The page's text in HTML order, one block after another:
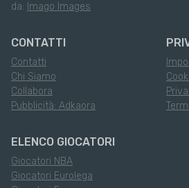
da: Imago Images
CONTATTI
Contatti
Chi Siamo
Collabora
Pubblicità: Adkaora
ELENCO GIOCATORI
Giocatori NBA
Giocatori Eurolega